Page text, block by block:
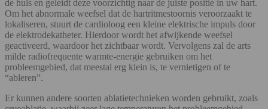
de huls en geleidt deze voorzichtig naar de juiste positie in uw hart.
Om het abnormale weefsel dat de hartritmestoornis veroorzaakt te
lokaliseren, stuurt de cardioloog een kleine elektrische impuls door
de elektrodekatheter. Hierdoor wordt het afwijkende weefsel
geactiveerd, waardoor het zichtbaar wordt. Vervolgens zal de arts
milde radiofrequente warmte-energie gebruiken om het
probleemgebied, dat meestal erg klein is, te vernietigen of te
“ableren”.
Er kunnen andere soorten ablatietechnieken worden gebruikt, zoals